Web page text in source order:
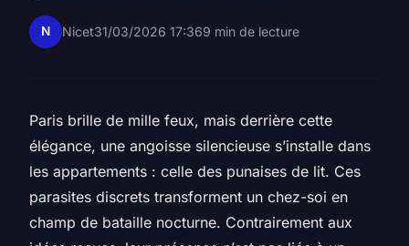
N Nicet31/03/2026 17:369 min de lecture
Paris brille de mille feux, mais derrière cette
élégance, une angoisse silencieuse s’installe dans
les appartements : celle des punaises de lit. Ces
parasites discrets transforment un chez-soi en
champ de bataille nocturne. Contrairement aux